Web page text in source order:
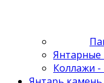
Янтарные
Коллажи -